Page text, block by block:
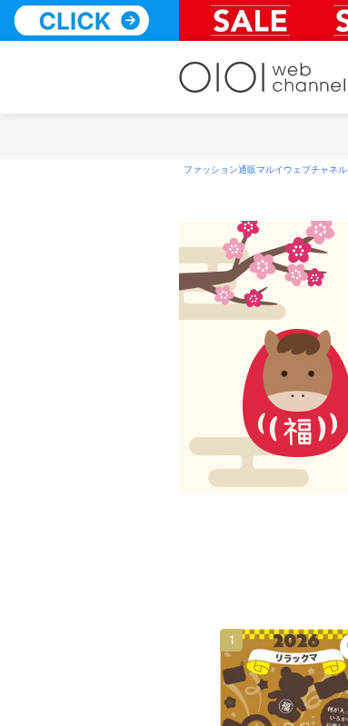
テ
ファッション通販マルイウェブチャネル
1